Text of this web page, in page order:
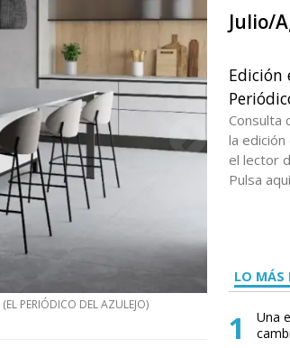
(EL PERIÓDICO DEL AZULEJO)
Julio/
Edición
Consulta
la
el lector
Pulsa
LO MÁS
1
Una